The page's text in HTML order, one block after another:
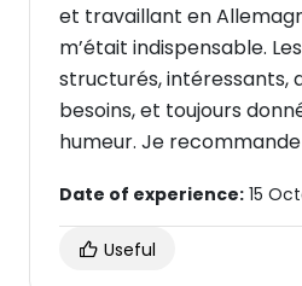
et travaillant en
m’était indispensable.
structurés, intéressants,
besoins, et toujours
humeur. Je
Date of experience: 15
Useful